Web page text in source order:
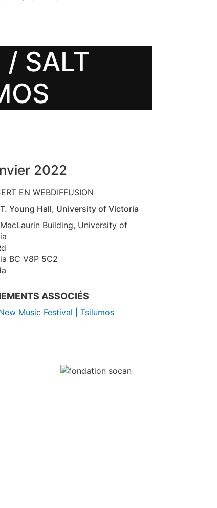
/ SALT
2022
EN WEBDIFFUSION
Young Hall, University of Victoria
Building, University of
BC V8P 5C2
ASSOCIÉS
Music Festival | Tsilumos